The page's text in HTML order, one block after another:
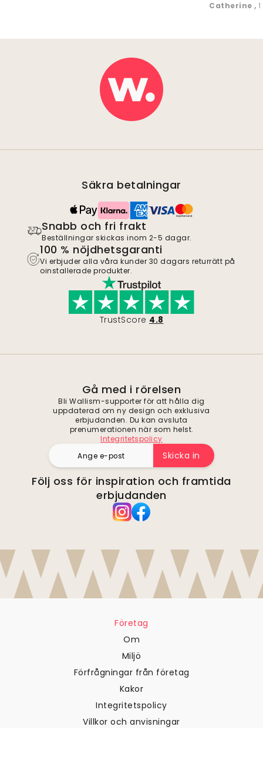
Catherine,
Säkra betalningar
Snabb och fri frakt
Beställningar skickas inom 2-5 dagar.
100 % nöjdhetsgaranti
Vi erbjuder alla våra kunder 30 dagars returrätt på
oinstallerade produkter.
TrustScore 4.8
Gå med i rörelsen
Bli Wallism-supporter för att hålla dig
uppdaterad om ny design och exklusiva
erbjudanden. Du kan avsluta
prenumerationen när som helst.
Integritetspolicy
Skicka in
Följ oss för inspiration och framtida
erbjudanden
Företag
Om
Miljö
Förfrågningar från företag
Kakor
Integritetspolicy
Villkor och anvisningar